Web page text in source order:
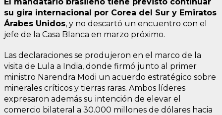
su gira internacional por Corea del Sur y Emiratos
Árabes Unidos, y no descartó un encuentro con el
jefe de la Casa Blanca en marzo próximo.
Las declaraciones se produjeron en el marco de la
visita de Lula a India, donde firmó junto al primer
ministro Narendra Modi un acuerdo estratégico sobre
minerales críticos y tierras raras. Ambos líderes
expresaron además su intención de elevar el
comercio bilateral a 30.000 millones de dólares hacia